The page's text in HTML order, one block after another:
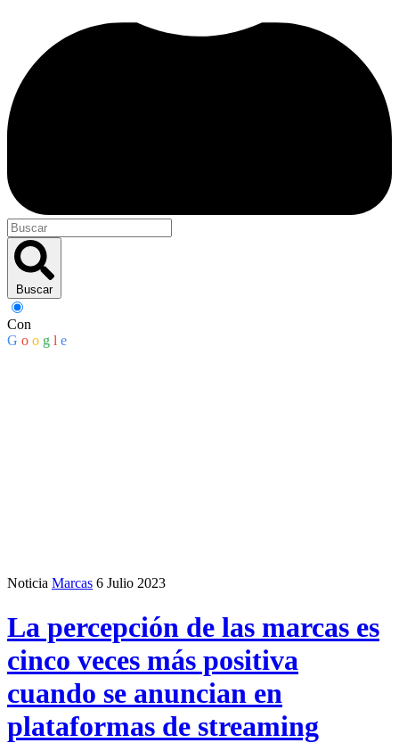
Buscar
Con
G o o g l e
Noticia Marcas 6 Julio 2023
La percepción de las marcas es
cinco veces más positiva
cuando se anuncian en
plataformas de streaming